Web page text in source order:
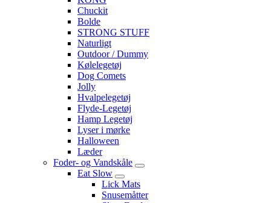
Chuckit
Bolde
STRONG STUFF
Naturligt
Outdoor / Dummy
Kølelegetøj
Dog Comets
Jolly
Hvalpelegetøj
Flyde-Legetøj
Hamp Legetøj
Lyser i mørke
Halloween
Læder
Foder- og Vandskåle
Eat Slow
Lick Mats
Snusemåtter